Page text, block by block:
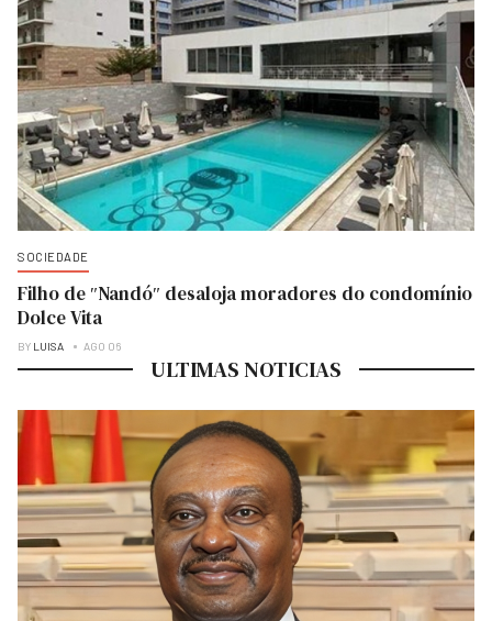
SOCIEDADE
Filho de ″Nandó″ desaloja moradores do condomínio
Dolce Vita
BY LUISA AGO 06
ULTIMAS NOTICIAS